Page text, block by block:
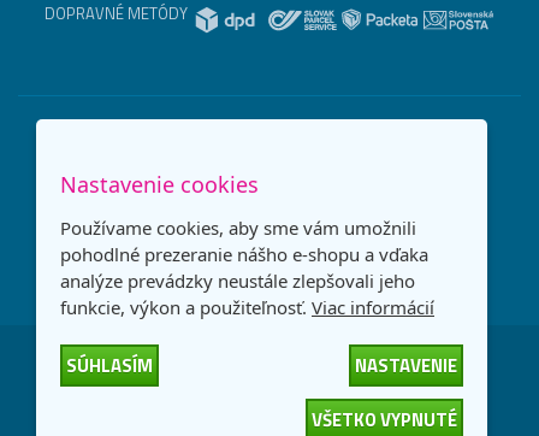
DOPRAVNÉ METÓDY
Slovensko
Nastavenie cookies
Používame cookies, aby sme vám umožnili
pohodlné prezeranie nášho e-shopu a vďaka
analýze prevádzky neustále zlepšovali jeho
funkcie, výkon a použiteľnosť. Viac informácií
SÚHLASÍM
NASTAVENIE
VŠETKO VYPNUTÉ